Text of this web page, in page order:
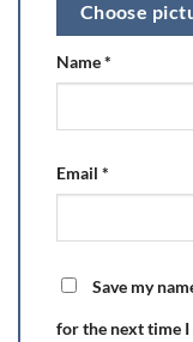
Choose
Name*
Email *
Save my
for the next time I